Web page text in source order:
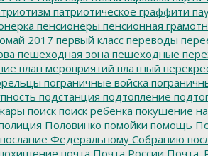
патриотическое граффити
пенсионеры пенсионная
2017 первый класс переводы
пешеходная зона пешеходные
план мероприятий платный
пограничные войска
подстанция подтопление
поиск поиск ребенка покушение
Половинко помойки помощь
послание Федеральному Собранию